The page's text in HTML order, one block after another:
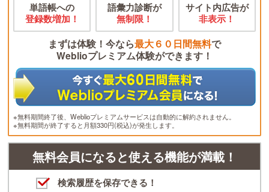
単語帳への
登録数増加！
語彙力診断が
無制限！
サイト内広告が
非表示！
まずは体験！今なら最大６０日間無料で
Weblioプレミアム体験ができます！
※無料期間終了後、Weblioプレミアムサービスは自動的に解約されません。
※無料期間が終了すると月額330円(税込)が発生します。
無料会員になると使える機能が満載！
検索履歴を保存できる！